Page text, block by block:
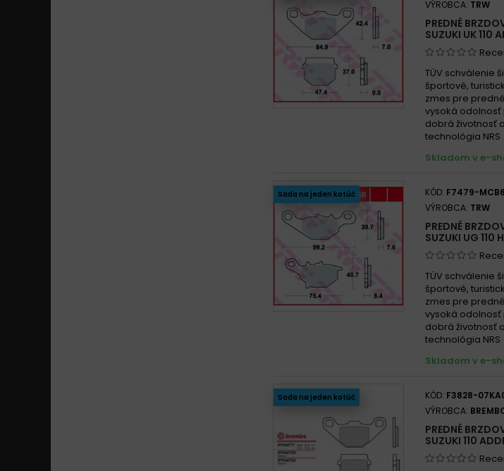
VÝROBCA: TRW
PREDNÉ
SUZUKI UK 110
TÜV schválenie
športové,
zmes pre
vysoká odolnosť
dobrá životnosť
technológia NRS
Skladom v e-
Sada na jeden kotúč KÓD: F7479-
VÝROBCA: TRW
PREDNÉ
SUZUKI UG 110
TÜV schválenie
športové,
zmes pre
vysoká odolnosť
dobrá životnosť
technológia NRS
Skladom v e-
Sada na jeden kotúč KÓD: F3828-
VÝROBCA:
PREDNÉ
SUZUKI 110